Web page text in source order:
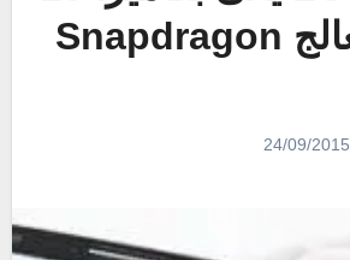
MP, و بمعالج Snapdragon
24/09/2015